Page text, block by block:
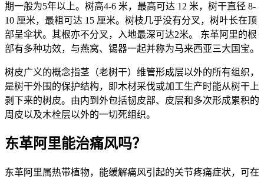
期一般为5年以上。树高4-6 米，最高可达 12 米，树干直径 8-
10 厘米，最粗可达 15 厘米。树枝几乎没有分叉，树叶长在顶
部呈伞状。其根亦不分叉，入地最深可达2米。 东革阿里的根
部有多种功效，与燕窝、锡器一起并称为马来西亚三大国宝。
树皮广义的概念指茎（老树干）维管形成层以外的所有组织，
是树干外围的保护结构，即木材采伐或加工生产时能从树干上
剥下来的树皮。由内到外包括韧皮部、皮层和多次形成累积的
周皮以及木栓层以外的一切死组织。
东革阿里能治痛风吗？
东革阿里属热带植物，能缓解痛风引起的关节疼痛症状，可在